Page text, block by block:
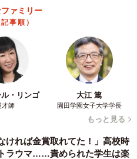
ファミリー
記事順）
・リンゴ
才師
大江 篤
園田学園女子大学学長
もっと見る
ければ金賞取れてた！」高校時
ラウマ……責められた学生は楽